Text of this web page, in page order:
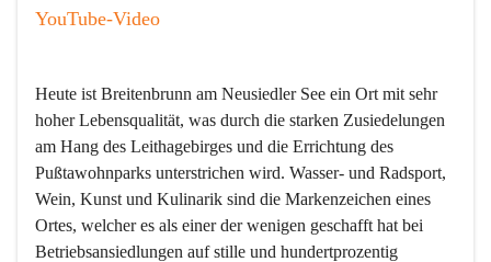
YouTube-Video
Heute ist Breitenbrunn am Neusiedler See ein Ort mit sehr
hoher Lebensqualität, was durch die starken Zusiedelungen
am Hang des Leithagebirges und die Errichtung des
Pußtawohnparks unterstrichen wird. Wasser- und Radsport,
Wein, Kunst und Kulinarik sind die Markenzeichen eines
Ortes, welcher es als einer der wenigen geschafft hat bei
Betriebsansiedlungen auf stille und hundertprozentig